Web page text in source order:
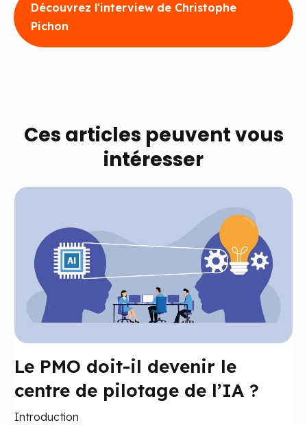
Découvrez l'interview de Christophe
Pichon
Ces articles peuvent vous
intéresser
Le PMO doit-il devenir le
centre de pilotage de l’IA ?
Introduction